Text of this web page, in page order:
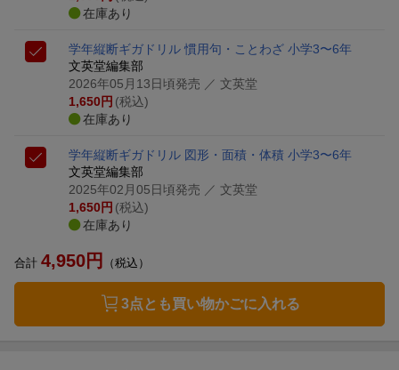
在庫あり
学年縦断ギガドリル 慣用句・ことわざ 小学3〜6年
文英堂編集部
2026年05月13日頃発売 ／ 文英堂
1,650円 (税込)
在庫あり
学年縦断ギガドリル 図形・面積・体積 小学3〜6年
文英堂編集部
2025年02月05日頃発売 ／ 文英堂
1,650円 (税込)
在庫あり
合計 4,950円 （税込）
3点とも買い物かごに入れる